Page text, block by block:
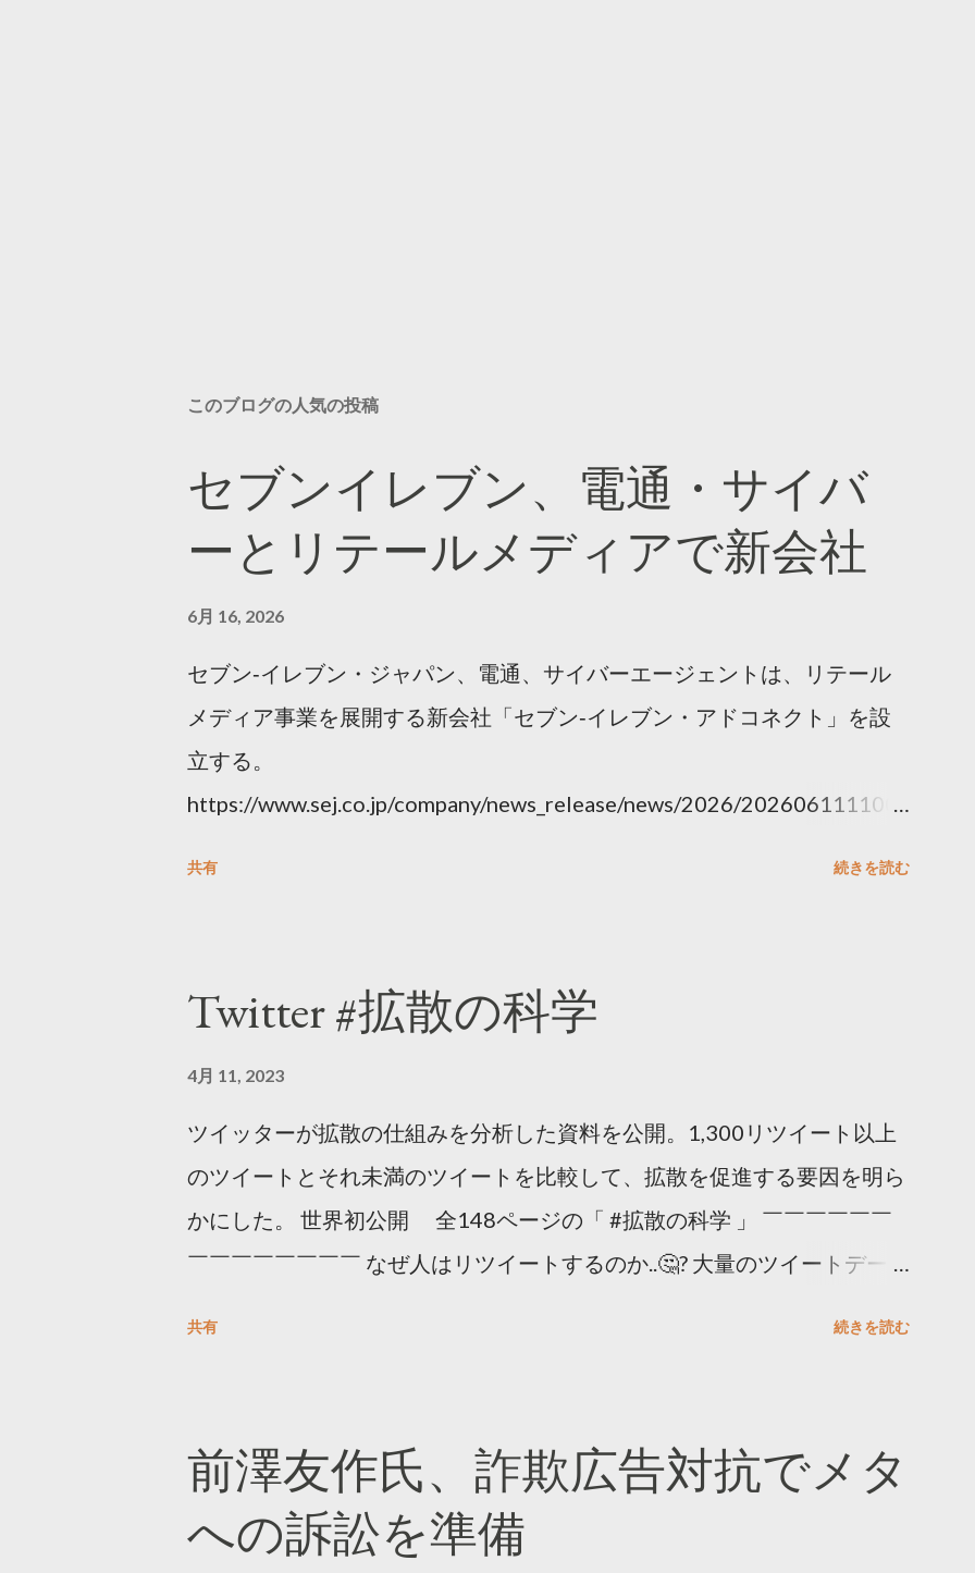
このブログの人気の投稿
セブンイレブン、電通・サイバ
ーとリテールメディアで新会社
6月 16, 2026
セブン‐イレブン・ジャパン、電通、サイバーエージェントは、リテール
メディア事業を展開する新会社「セブン‐イレブン・アドコネクト」を設
立する。
https://www.sej.co.jp/company/news_release/news/2026/202606111100.
共有 続きを読む
Twitter #拡散の科学
4月 11, 2023
ツイッターが拡散の仕組みを分析した資料を公開。1,300リツイート以上
のツイートとそれ未満のツイートを比較して、拡散を促進する要因を明ら
かにした。 世界初公開 全148ページの「 #拡散の科学 」 ￣￣￣￣￣￣
￣￣￣￣￣￣￣￣ なぜ人はリツイートするのか..🤔? 大量のツイートデータ
https://marketing.twitter.com/ja/insights/kakusan
共有 続きを読む
前澤友作氏、詐欺広告対抗でメタ
への訴訟を準備